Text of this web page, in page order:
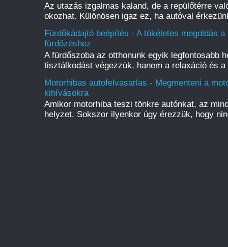
Az utazás izgalmas kaland, de a repülőtérre
okozhat. Különösen igaz ez, ha autóval
Fürdőkádajtó beépítés - A tökéletes megoldás
fürdőzéshez
A fürdőszoba az otthonunk egyik legfontosabb
tisztálkodást végezzük, hanem a relaxáció és
Motorhibas autofelvasarlas - Megmenteni a
kihívásokra
Amikor motorhiba teszi tönkre autónkat, az
helyzet. Sokszor ilyenkor úgy érezzük, hogy